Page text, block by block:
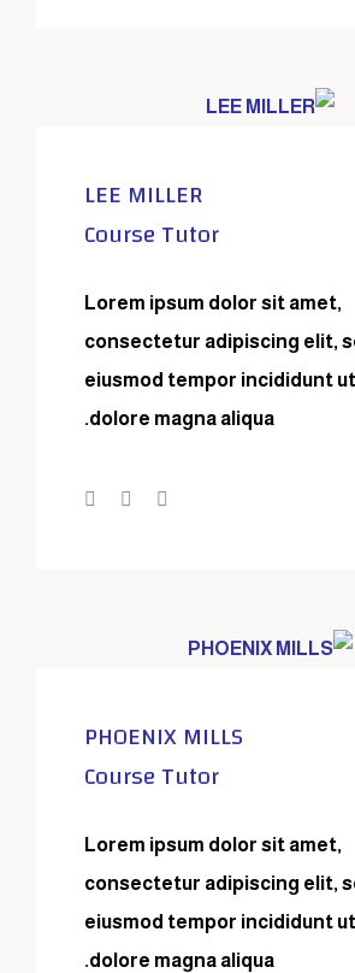
LEE MILLER
Course Tutor
Lorem ipsum dolor sit amet,
consectetur adipiscing elit,
eiusmod tempor incididunt
dolore magna aliqua.
PHOENIX MILLS
Course Tutor
Lorem ipsum dolor sit amet,
consectetur adipiscing elit,
eiusmod tempor incididunt
dolore magna aliqua.